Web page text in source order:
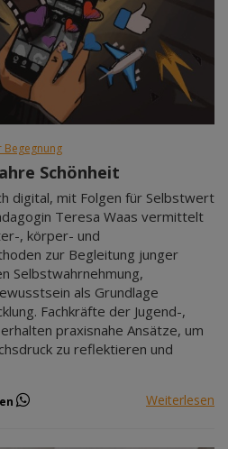
Begegnung
Schönheit
digital, mit Folgen für Selbstwert
Teresa Waas vermittelt
, körper- und
zur Begleitung junger
Selbstwahrnehmung,
als Grundlage
Fachkräfte der Jugend-,
praxisnahe Ansätze, um
zu reflektieren und
Weiterlesen